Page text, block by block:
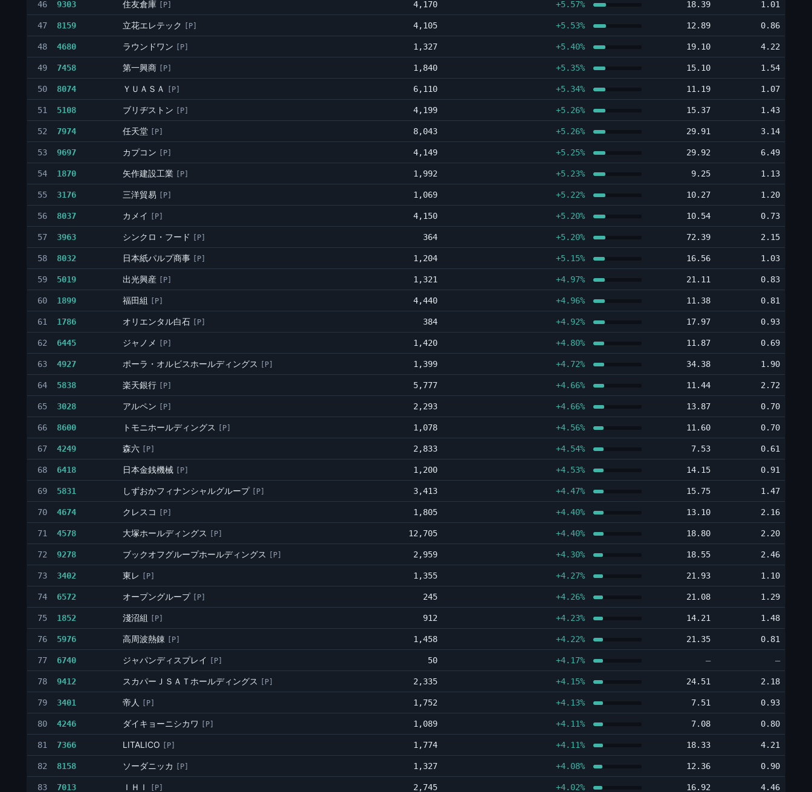
46 9303 住友倉庫 [P] 4,170 +5.57% 18.39 1.01
47 8159 立花エレテック [P] 4,105 +5.53% 12.89 0.86
48 4680 ラウンドワン [P] 1,327 +5.40% 19.10 4.22
49 7458 第一興商 [P] 1,840 +5.35% 15.10 1.54
50 8074 ＹＵＡＳＡ [P] 6,110 +5.34% 11.19 1.07
51 5108 ブリヂストン [P] 4,199 +5.26% 15.37 1.43
52 7974 任天堂 [P] 8,043 +5.26% 29.91 3.14
53 9697 カプコン [P] 4,149 +5.25% 29.92 6.49
54 1870 矢作建設工業 [P] 1,992 +5.23% 9.25 1.13
55 3176 三洋貿易 [P] 1,069 +5.22% 10.27 1.20
56 8037 カメイ [P] 4,150 +5.20% 10.54 0.73
57 3963 シンクロ・フード [P] 364 +5.20% 72.39 2.15
58 8032 日本紙パルプ商事 [P] 1,204 +5.15% 16.56 1.03
59 5019 出光興産 [P] 1,321 +4.97% 21.11 0.83
60 1899 福田組 [P] 4,440 +4.96% 11.38 0.81
61 1786 オリエンタル白石 [P] 384 +4.92% 17.97 0.93
62 6445 ジャノメ [P] 1,420 +4.80% 11.87 0.69
63 4927 ポーラ・オルビスホールディングス [P] 1,399 +4.72% 34.38 1.90
64 5838 楽天銀行 [P] 5,777 +4.66% 11.44 2.72
65 3028 アルペン [P] 2,293 +4.66% 13.87 0.70
66 8600 トモニホールディングス [P] 1,078 +4.56% 11.60 0.70
67 4249 森六 [P] 2,833 +4.54% 7.53 0.61
68 6418 日本金銭機械 [P] 1,200 +4.53% 14.15 0.91
69 5831 しずおかフィナンシャルグループ [P] 3,413 +4.47% 15.75 1.47
70 4674 クレスコ [P] 1,805 +4.40% 13.10 2.16
71 4578 大塚ホールディングス [P] 12,705 +4.40% 18.80 2.20
72 9278 ブックオフグループホールディングス [P] 2,959 +4.30% 18.55 2.46
73 3402 東レ [P] 1,355 +4.27% 21.93 1.10
74 6572 オープングループ [P] 245 +4.26% 21.08 1.29
75 1852 淺沼組 [P] 912 +4.23% 14.21 1.48
76 5976 高周波熱錬 [P] 1,458 +4.22% 21.35 0.81
77 6740 ジャパンディスプレイ [P] 50 +4.17% ― ―
78 9412 スカパーＪＳＡＴホールディングス [P] 2,335 +4.15% 24.51 2.18
79 3401 帝人 [P] 1,752 +4.13% 7.51 0.93
80 4246 ダイキョーニシカワ [P] 1,089 +4.11% 7.08 0.80
81 7366 LITALICO [P] 1,774 +4.11% 18.33 4.21
82 8158 ソーダニッカ [P] 1,327 +4.08% 12.36 0.90
83 7013 ＩＨＩ [P] 2,745 +4.02% 16.92 4.46